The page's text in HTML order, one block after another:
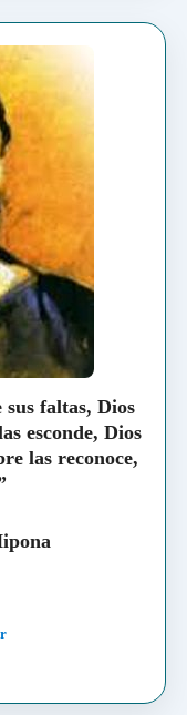
faltas, Dios
esconde, Dios
las reconoce,